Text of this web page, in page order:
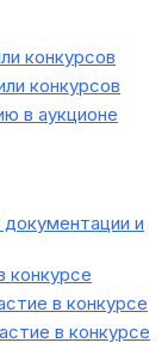
конкурсов
конкурсов
в аукционе
и
конкурсе
в конкурсе
в конкурсе